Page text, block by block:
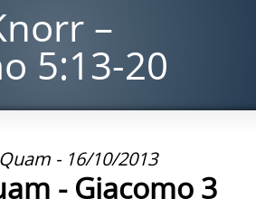
–
5:13-20
- 16/10/2013
- Giacomo 3